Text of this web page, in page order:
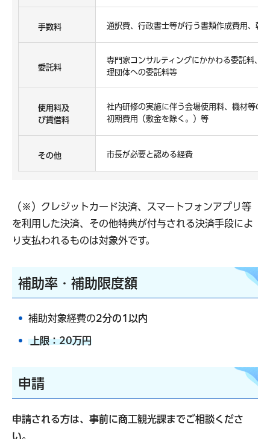
手数料 通訳費、行政書士等が行う書類作成費用、斡
委託料
専門家コンサルティングにかかわる委託料、
理団体への委託料等
使用料及
び賃借料
社内研修の実施に伴う会場使用料、機材等の
初期費用（敷金を除く。）等
その他 市長が必要と認める経費
（※）クレジットカード決済、スマートフォンアプリ等
を利用した決済、その他特典が付与される決済手段によ
り支払われるものは対象外です。
補助率・補助限度額
補助対象経費の2分の1以内
上限：20万円
申請
申請される方は、事前に商工観光課までご相談くださ
い。